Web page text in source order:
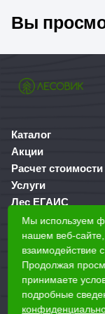
Вы
Каталог
Акции
Расчет стоимости
Услуги
Лес ЕГАИС
О компании
Доставка и оплата
Для бизнеса
Наши
Мы используем
нашем веб-
взаимодействие
Продолжая
принимаете
подробные